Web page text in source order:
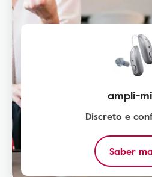
ampli-
Discreto e
Saber